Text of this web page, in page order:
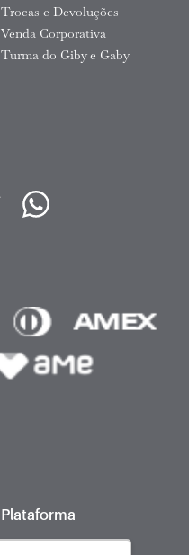
Trocas e Devoluções
Venda Corporativa
Turma do Giby e Gaby
Plataforma